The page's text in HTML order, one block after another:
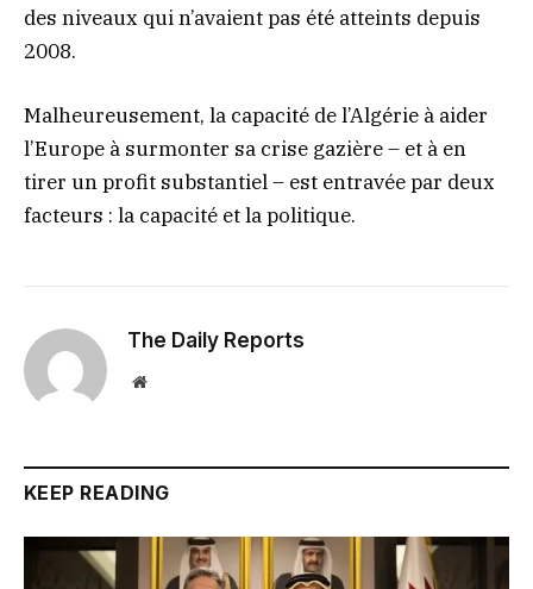
des niveaux qui n’avaient pas été atteints depuis
2008.
Malheureusement, la capacité de l’Algérie à aider
l’Europe à surmonter sa crise gazière – et à en
tirer un profit substantiel – est entravée par deux
facteurs : la capacité et la politique.
The Daily Reports
Website
KEEP READING